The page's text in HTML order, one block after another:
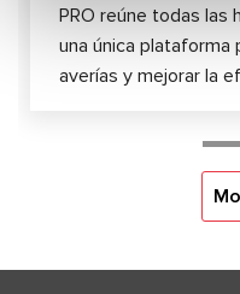
PRO reúne todas las
una única plataforma
averías y mejorar la